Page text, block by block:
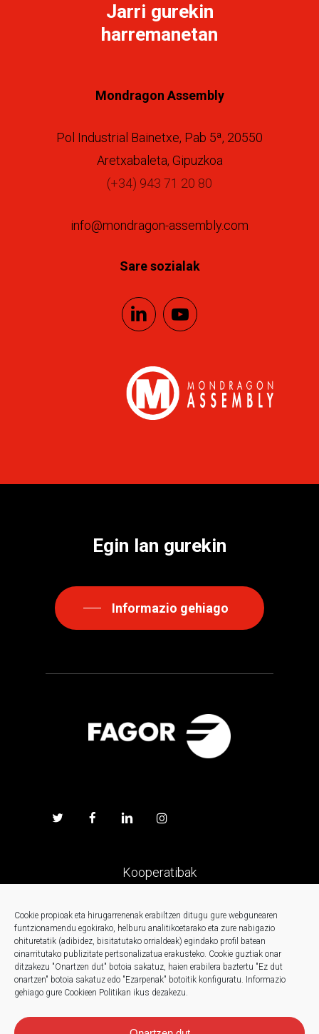
Cookie propioak eta hirugarrenenak erabiltzen ditugu gure webgunearen
funtzionamendu egokirako, helburu analitikoetarako eta zure nabigazio
ohituretatik (adibidez, bisitatutako orrialdeak) egindako profil batean
oinarritutako publizitate pertsonalizatua erakusteko. Cookie guztiak onar
ditzakezu "Onartzen dut" botoia sakatuz, haien erabilera baztertu "Ez dut
onartzen" botoia sakatuz edo "Ezarpenak" botoitik konfiguratu. Informazio
gehiago gure Cookieen Politikan ikus dezakezu.
Jarri gurekin
harremanetan
Mondragon Assembly
Pol Industrial Bainetxe, Pab 5ª, 20550
Aretxabaleta, Gipuzkoa
(+34) 943 71 20 80
info@mondragon-assembly.com
Sare sozialak
Egin lan gurekin
Informazio gehiago
Kooperatibak
Prentsa
Kontaktua
Berriak